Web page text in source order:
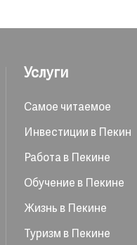
Услуги
Самое читаемое
Инвестиции в Пекин
Работа в Пекине
Обучение в Пекине
Жизнь в Пекине
Туризм в Пекине